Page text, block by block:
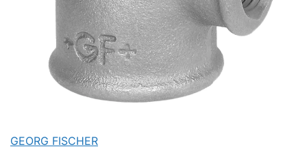
GEORG FISCHER